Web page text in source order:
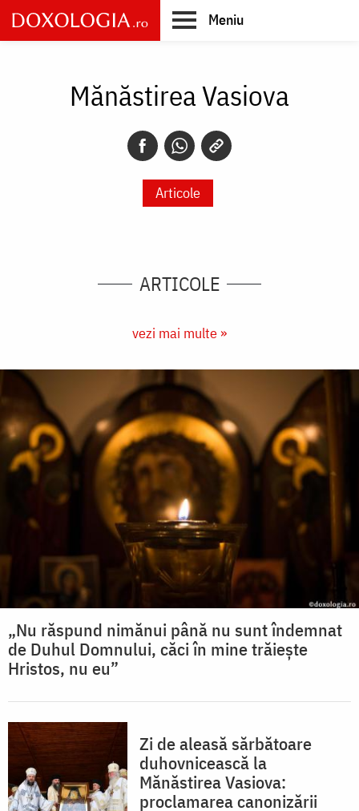
Skip
to
main
Meniu
Mănăstirea Vasiova
Articole
ARTICOLE
vezi mai multe »
„Nu răspund nimănui până nu sunt îndemnat
de Duhul Domnului, căci în mine trăiește
Hristos, nu eu”
Zi de aleasă sărbătoare
duhovnicească la
Mănăstirea Vasiova:
proclamarea canonizării